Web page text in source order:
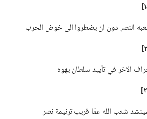
النصر دون ان يضطروا الى خوض الحرب
الاخر في تأييد سلطان يهوه
سينشد شعب الله عمّا قريب ترنيمة نصر